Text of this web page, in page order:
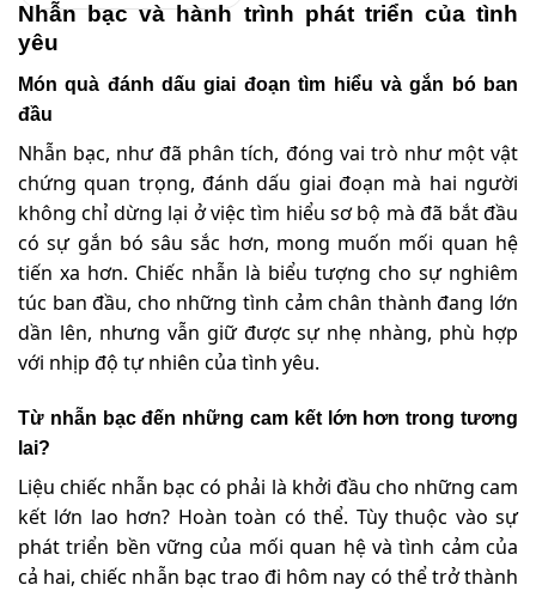
Nhẫn bạc và hành trình phát triển của tình
yêu
Món quà đánh dấu giai đoạn tìm hiểu và gắn bó ban
đầu
Nhẫn bạc, như đã phân tích, đóng vai trò như một vật
chứng quan trọng, đánh dấu giai đoạn mà hai người
không chỉ dừng lại ở việc tìm hiểu sơ bộ mà đã bắt đầu
có sự gắn bó sâu sắc hơn, mong muốn mối quan hệ
tiến xa hơn. Chiếc nhẫn là biểu tượng cho sự nghiêm
túc ban đầu, cho những tình cảm chân thành đang lớn
dần lên, nhưng vẫn giữ được sự nhẹ nhàng, phù hợp
với nhịp độ tự nhiên của tình yêu.
Từ nhẫn bạc đến những cam kết lớn hơn trong tương
lai?
Liệu chiếc nhẫn bạc có phải là khởi đầu cho những cam
kết lớn lao hơn? Hoàn toàn có thể. Tùy thuộc vào sự
phát triển bền vững của mối quan hệ và tình cảm của
cả hai, chiếc nhẫn bạc trao đi hôm nay có thể trở thành